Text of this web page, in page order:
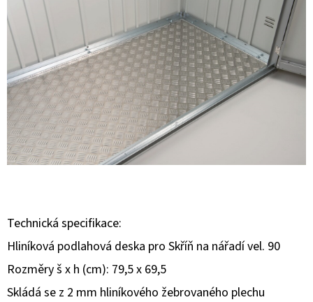
Technická specifikace:
Hliníková podlahová deska pro Skříň na nářadí vel. 90
Rozměry š x h (cm): 79,5 x 69,5
Skládá se z 2 mm hliníkového žebrovaného plechu
B
U
J
E
T
E
N
Í
T
?